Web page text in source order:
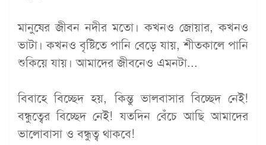
মানুষের জীবন নদীর মতো। কখনও জোয়ার, কখনও
ভাটা। কখনও বৃষ্টিতে পানি বেড়ে যায়, শীতকালে পানি
শুকিয়ে যায়। আমাদের জীবনেও এমনটা...
বিবাহে বিচ্ছেদ হয়, কিন্তু ভালবাসার বিচ্ছেদ নেই!
বন্ধুত্বের বিচ্ছেদ নেই! যতদিন বেঁচে আছি আমাদের
ভালোবাসা ও বন্ধুত্ব থাকবে!